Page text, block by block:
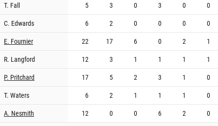
T. Fall
5 3 0 3 0
0
C. Edwards
6 2 0 0 0
0
E. Fournier
22 17 6 0 2
1
R. Langford
12 3 1 1 1
1
P. Pritchard
17 5 2 3 1
0
T. Waters
6 2 1 1 1
0
A. Nesmith
12 0 0 6 2
0